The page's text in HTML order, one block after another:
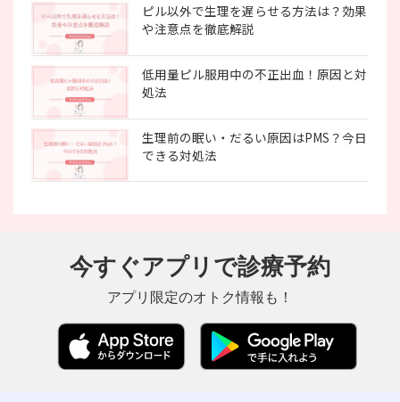
ピル以外で生理を遅らせる方法は？効果
や注意点を徹底解説
低用量ピル服用中の不正出血！原因と対
処法
生理前の眠い・だるい原因はPMS？今日
できる対処法
今すぐアプリで診療予約
アプリ限定のオトク情報も！